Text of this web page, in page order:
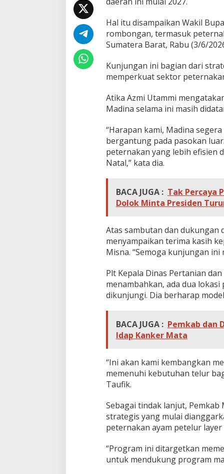
T
l
u
r
M
l
a
0
2
Hal itu disampaikan Wakil
rombongan, termasuk
Sumatera Barat, Rabu (3/6/
Kunjungan ini bagian dari
memperkuat sektor
Atika Azmi Utammi
Madina selama ini masih
“Harapan kami, Madina
bergantung pada pasokan
peternakan yang lebih efisien
Natal,” kata dia.
BACA JUGA : Tak Percaya
Dolok Minta Presiden
Atas sambutan dan dukungan
menyampaikan terima kasih
Misna. “Semoga kunjungan
Plt Kepala Dinas Pertanian
menambahkan, ada dua
dikunjungi. Dia berharap
BACA JUGA : Pemkab dan
Idap Kanker Mata
“Ini akan kami kembangkan
memenuhi kebutuhan telur
Taufik.
Sebagai tindak lanjut,
strategis yang mulai
peternakan ayam petelur
“Program ini ditargetkan
untuk mendukung program